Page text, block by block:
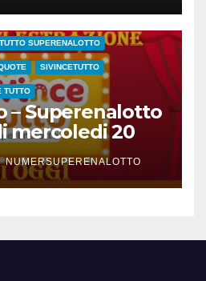
SUPERENALOTTO
SIVINCETUTTO
TUTTO
– Superenalotto
mercoledi 20
vincenti
NUMERSUPERENALOTTO